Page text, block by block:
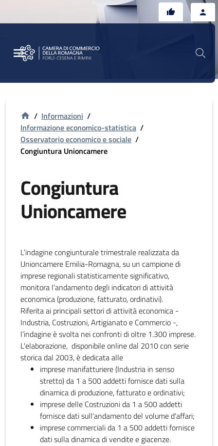
/ Informazioni /
Informazione economico-statistica /
Osservatorio economico e sociale /
Congiuntura Unioncamere
Congiuntura
Unioncamere
L’indagine congiunturale trimestrale realizzata da
Unioncamere Emilia-Romagna, su un campione di
imprese regionali statisticamente significativo,
monitora l'andamento degli indicatori di attività
economica (produzione, fatturato, ordinativi).
Riferita ai principali settori di attività economica -
Industria, Costruzioni, Artigianato e Commercio -,
l’indagine è svolta nei confronti di oltre 1.300 imprese.
L'elaborazione, disponibile online dal 2010 con serie
storica dal 2003, è dedicata alle
imprese manifatturiere (Industria in senso
stretto) da 1 a 500 addetti fornisce dati sulla
dinamica di produzione, fatturato e ordinativi;
imprese delle Costruzioni da 1 a 500 addetti
fornisce dati sull'andamento del volume d'affari;
imprese commerciali da 1 a 500 addetti fornisce
dati sulla dinamica di vendite e giacenze.